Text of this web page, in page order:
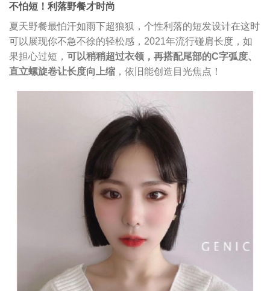
不怕短！利落野餐才时尚
夏天野餐最怕汗如雨下超狼狈，个性利落的短发设计在这时
可以展现你不急不徐的轻松感，2021年流行碰肩长度，如
果担心过短， 可以稍稍超过衣领，再搭配尾部的C字弧度、
直立螺旋卷让长度向上缩 ，依旧能创造目光焦点！